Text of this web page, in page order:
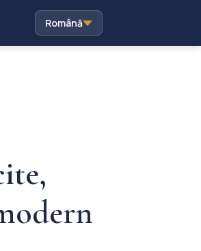
Română